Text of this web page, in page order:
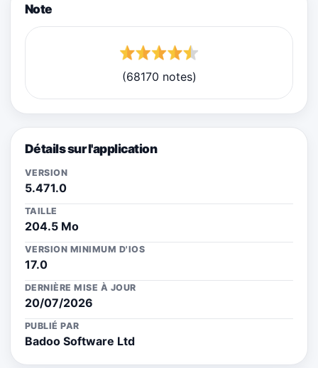
Note
(68170 notes)
Détails sur l'application
VERSION
5.471.0
TAILLE
204.5 Mo
VERSION MINIMUM D'IOS
17.0
DERNIÈRE MISE À JOUR
20/07/2026
PUBLIÉ PAR
Badoo Software Ltd